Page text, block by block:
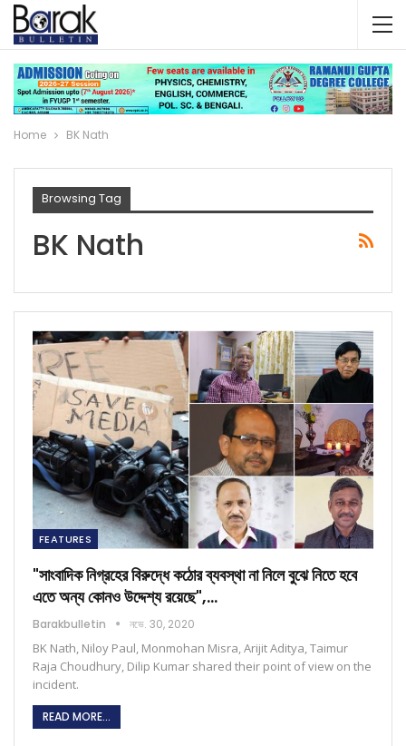
Home BK Nath
Browsing Tag
BK Nath
FEATURES
"সাংবাদিক নিগ্রহের বিরুদ্ধে কঠোর ব্যবস্থা না নিলে বুঝে নিতে হবে
এতে অন্য কোনও উদ্দেশ্য রয়েছে",…
Barakbulletin নভে. 30, 2020
BK Nath, Niloy Paul, Monmohan Misra, Arijit Aditya, Taimur
Raja Choudhury, Dilip Kumar shared their point of view on the
incident.
READ MORE...